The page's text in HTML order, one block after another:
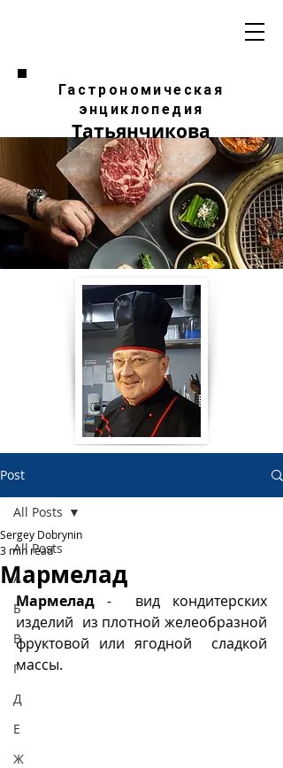
Гастрономическая
энциклопедия
Татьянчикова
Post
All Posts
А
Б
В
Г
Д
Е
Ж
All Posts
Мармелад
Sergey Dobrynin
3 min read
Мармелад -  вид кондитерских
изделий  из плотной желеобразной
фруктовой или ягодной  сладкой
массы.